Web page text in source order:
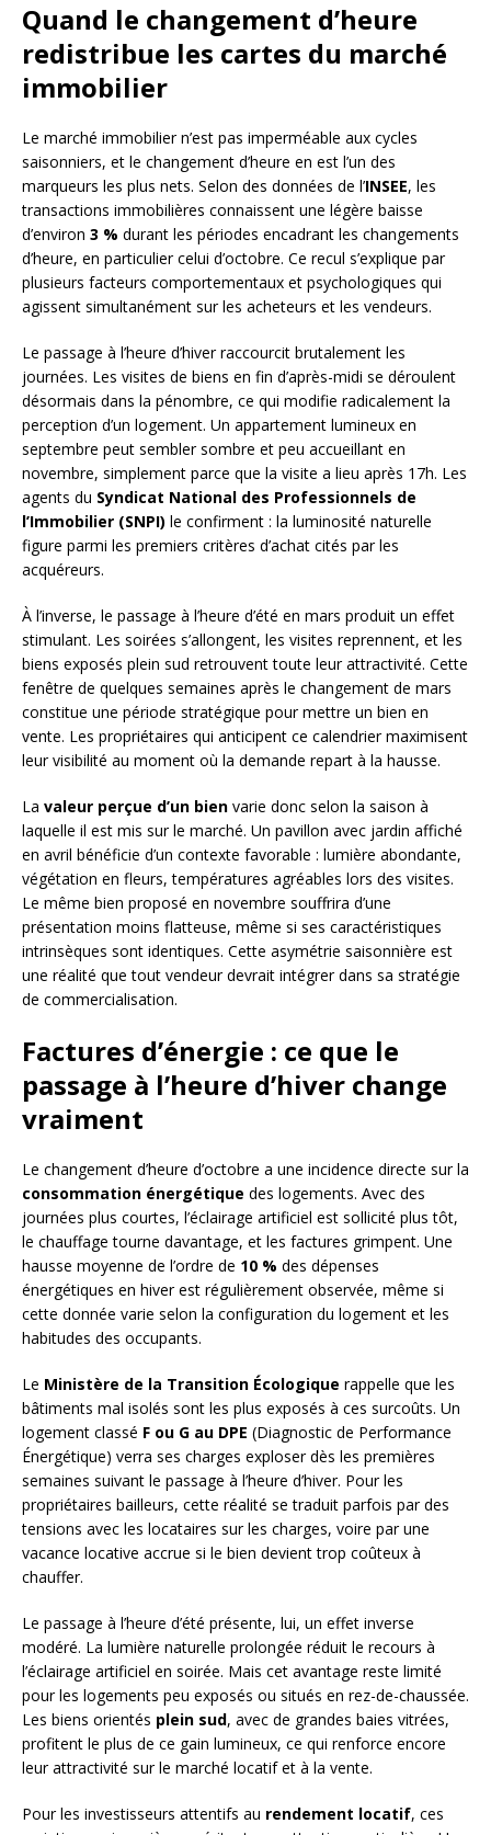
Quand le changement d’heure
redistribue les cartes du marché
immobilier
Le marché immobilier n’est pas imperméable aux cycles
saisonniers, et le changement d’heure en est l’un des
marqueurs les plus nets. Selon des données de l’INSEE, les
transactions immobilières connaissent une légère baisse
d’environ 3 % durant les périodes encadrant les changements
d’heure, en particulier celui d’octobre. Ce recul s’explique par
plusieurs facteurs comportementaux et psychologiques qui
agissent simultanément sur les acheteurs et les vendeurs.
Le passage à l’heure d’hiver raccourcit brutalement les
journées. Les visites de biens en fin d’après-midi se déroulent
désormais dans la pénombre, ce qui modifie radicalement la
perception d’un logement. Un appartement lumineux en
septembre peut sembler sombre et peu accueillant en
novembre, simplement parce que la visite a lieu après 17h. Les
agents du Syndicat National des Professionnels de
l’Immobilier (SNPI) le confirment : la luminosité naturelle
figure parmi les premiers critères d’achat cités par les
acquéreurs.
À l’inverse, le passage à l’heure d’été en mars produit un effet
stimulant. Les soirées s’allongent, les visites reprennent, et les
biens exposés plein sud retrouvent toute leur attractivité. Cette
fenêtre de quelques semaines après le changement de mars
constitue une période stratégique pour mettre un bien en
vente. Les propriétaires qui anticipent ce calendrier maximisent
leur visibilité au moment où la demande repart à la hausse.
La valeur perçue d’un bien varie donc selon la saison à
laquelle il est mis sur le marché. Un pavillon avec jardin affiché
en avril bénéficie d’un contexte favorable : lumière abondante,
végétation en fleurs, températures agréables lors des visites.
Le même bien proposé en novembre souffrira d’une
présentation moins flatteuse, même si ses caractéristiques
intrinsèques sont identiques. Cette asymétrie saisonnière est
une réalité que tout vendeur devrait intégrer dans sa stratégie
de commercialisation.
Factures d’énergie : ce que le
passage à l’heure d’hiver change
vraiment
Le changement d’heure d’octobre a une incidence directe sur la
consommation énergétique des logements. Avec des
journées plus courtes, l’éclairage artificiel est sollicité plus tôt,
le chauffage tourne davantage, et les factures grimpent. Une
hausse moyenne de l’ordre de 10 % des dépenses
énergétiques en hiver est régulièrement observée, même si
cette donnée varie selon la configuration du logement et les
habitudes des occupants.
Le Ministère de la Transition Écologique rappelle que les
bâtiments mal isolés sont les plus exposés à ces surcoûts. Un
logement classé F ou G au DPE (Diagnostic de Performance
Énergétique) verra ses charges exploser dès les premières
semaines suivant le passage à l’heure d’hiver. Pour les
propriétaires bailleurs, cette réalité se traduit parfois par des
tensions avec les locataires sur les charges, voire par une
vacance locative accrue si le bien devient trop coûteux à
chauffer.
Le passage à l’heure d’été présente, lui, un effet inverse
modéré. La lumière naturelle prolongée réduit le recours à
l’éclairage artificiel en soirée. Mais cet avantage reste limité
pour les logements peu exposés ou situés en rez-de-chaussée.
Les biens orientés plein sud, avec de grandes baies vitrées,
profitent le plus de ce gain lumineux, ce qui renforce encore
leur attractivité sur le marché locatif et à la vente.
Pour les investisseurs attentifs au rendement locatif, ces